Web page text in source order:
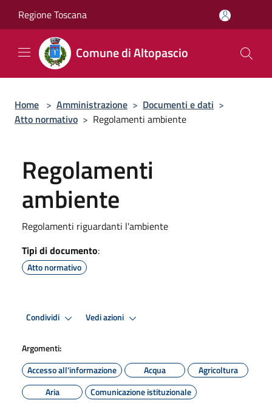
Regione Toscana
Comune di Altopascio
Home > Amministrazione > Documenti e dati >
Atto normativo > Regolamenti ambiente
Regolamenti
ambiente
Regolamenti riguardanti l'ambiente
Tipi di documento:
Atto normativo
Condividi Vedi azioni
Argomenti:
Accesso all'informazione
Acqua
Agricoltura
Aria
Comunicazione istituzionale